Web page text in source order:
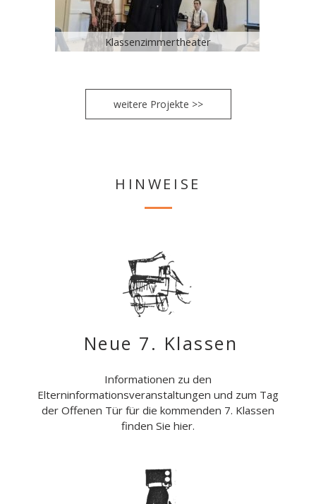
Klassenzimmertheater
weitere Projekte >>
HINWEISE
Neue 7. Klassen
Informationen zu den
Elterninformationsveranstaltungen und zum Tag
der Offenen Tür für die kommenden 7. Klassen
finden Sie hier.